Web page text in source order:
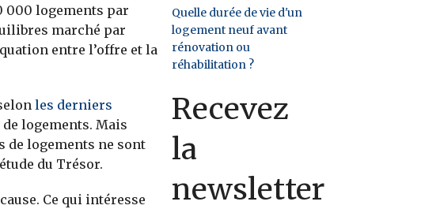
logements par
marché par
entre l’offre et la
les derniers
logements. Mais
de logements ne sont
du Trésor.
Ce qui intéresse
Quelle durée de vie d'un
logement neuf avant
rénovation ou
réhabilitation ?
Recevez
la
newsletter